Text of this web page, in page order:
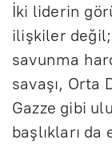
İki liderin
ilişkiler değil;
savunma
savaşı, Orta
Gazze gibi
başlıkları da